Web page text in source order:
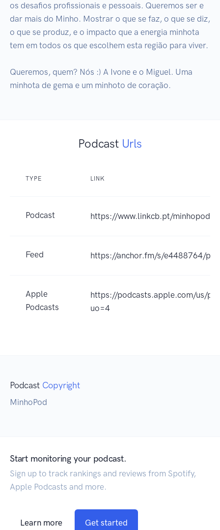
os desafios profissionais e pessoais. Queremos ser e
dar mais do Minho. Mostrar o que se faz, o que se diz,
o que se produz, e o impacto que a energia minhota
tem em todos os que escolhem esta região para viver.
Queremos, quem? Nós :) A Ivone e o Miguel. Uma
minhota de gema e um minhoto de coração.
Podcast Urls
TYPE LINK
Podcast https://www.linkcb.pt/minhopod/
Feed https://anchor.fm/s/e4488764/
Apple
Podcasts
https://podcasts.apple.com/us/
uo=4
Podcast Copyright
MinhoPod
Start monitoring your podcast.
Sign up to track rankings and reviews from Spotify,
Apple Podcasts and more.
Learn more Get started